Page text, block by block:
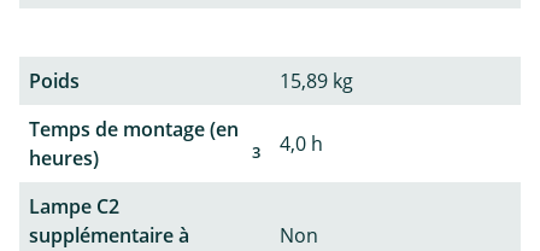
Poids
15,89 kg
Temps de montage (en
heures)
3 4,0 h
Lampe C2
supplémentaire à
Non